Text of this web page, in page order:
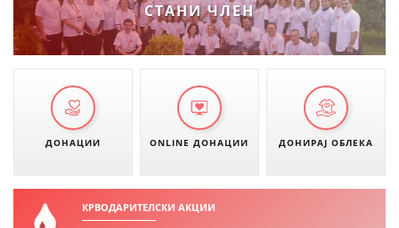
СОБРАНИЕ
СТРУКТУРА И ОРГАНИЗАЦИОНА ПОСТАВЕНОСТ
ДИСЕМИНАЦИЈА
MЕЃУНАРОДНО ХУМАНИТАРНО ПРАВО
УПОТРЕБА И ЗАШТИТА НА АМБЛЕМОТ
СОЦИЈАЛНО ХУМАНИТАРНА ДЕЈНОСТ
СТАНИ ЧЛЕН
ДОНАЦИИ ONLINE ДОНАЦИИ ДОНИРАЈ ОБЛЕКА
КРВОДАРИТЕЛСКИ АКЦИИ